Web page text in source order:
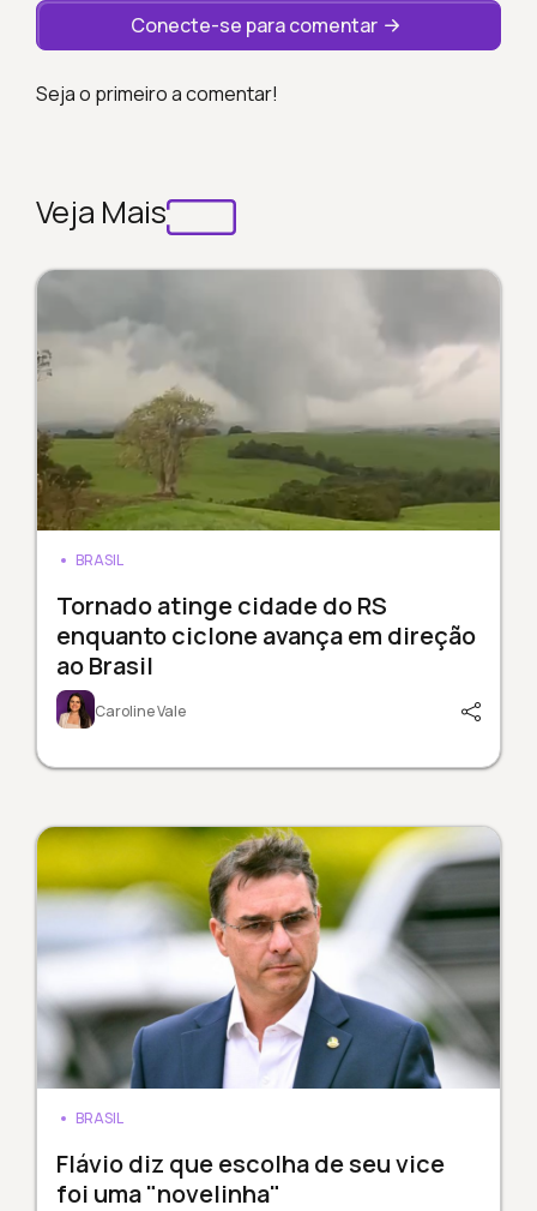
Conecte-se para comentar
Seja o primeiro a comentar!
Veja Mais
BRASIL
Tornado atinge cidade do RS
enquanto ciclone avança em direção
ao Brasil
Caroline Vale
BRASIL
Flávio diz que escolha de seu vice
foi uma "novelinha"